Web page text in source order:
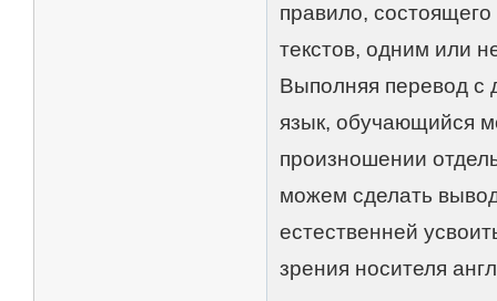
правило,
текстов, одним или
Выполняя перевод с
язык, обучающийся
произношении
можем сделать
естественней
зрения носителя